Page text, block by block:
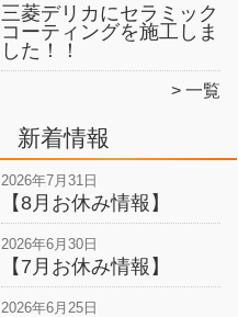
三菱デリカにセラミック
コーティングを施工しま
した！！
一覧
新着情報
2026年7月31日
【8月お休み情報】
2026年6月30日
【7月お休み情報】
2026年6月25日